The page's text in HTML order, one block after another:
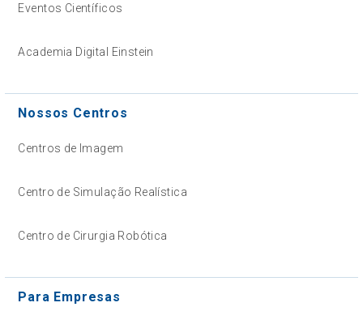
Eventos Científicos
Academia Digital Einstein
Nossos Centros
Centros de Imagem
Centro de Simulação Realística
Centro de Cirurgia Robótica
Para Empresas